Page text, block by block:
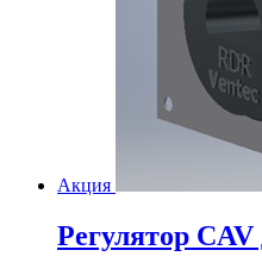
Акция
Регулятор